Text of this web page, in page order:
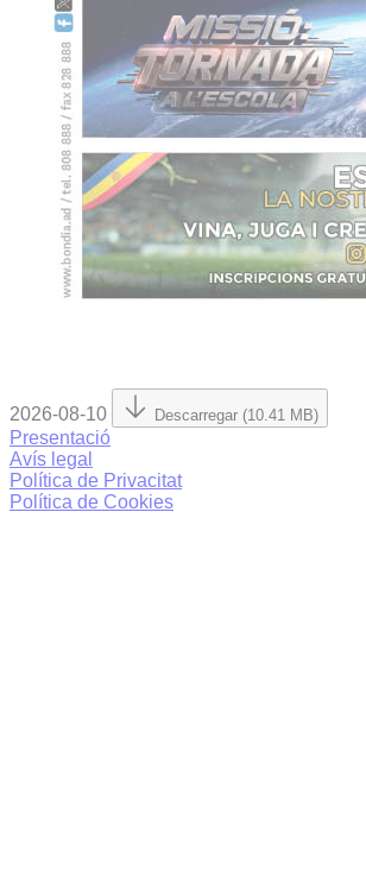
2026-08-10 Descarregar (10.41 MB)
Presentació
Avís legal
Política de Privacitat
Política de Cookies